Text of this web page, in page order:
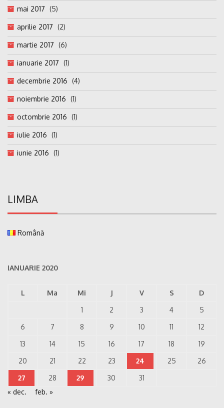
mai 2017 (5)
aprilie 2017 (2)
martie 2017 (6)
ianuarie 2017 (1)
decembrie 2016 (4)
noiembrie 2016 (1)
octombrie 2016 (1)
iulie 2016 (1)
iunie 2016 (1)
LIMBA
Română
IANUARIE 2020
L Ma Mi J V S
D
1
2 3 4
5
6
7 8 9 10 11
12
13
14 15 16 17 18
19
20
21 22 23 24 25
26
27
28 29 30
31
« dec.
feb. »